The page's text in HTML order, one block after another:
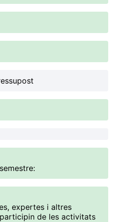
expertes i altres
de les activitats